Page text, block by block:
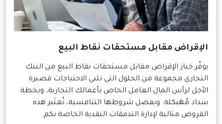
الإقراض مقابل مستحقات نقاط البيع
يوفّر خيار الإقراض مقابل مستحقات نقاط البيع من البنك
التجاري مجموعة من الحلول التي تلبي الاحتياجات قصيرة
الأجل لرأس المال العامل الخاص بأعمالك التجارية، وبخطة
سداد مُهَيكلة. وبفضل شروطها التنافسية، تُعتَبر هذه
القروض مثالية لإدارة التدفقات النقدية الخاصة بكم.